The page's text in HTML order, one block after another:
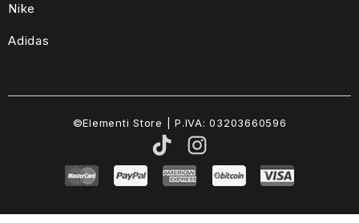
Nike
Adidas
©Elementi Store | P.IVA: 03203660596